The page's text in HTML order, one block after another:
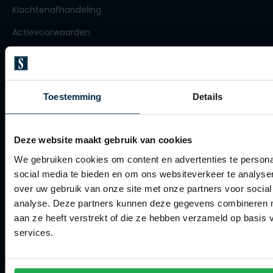
Toestemming Details
Deze website maakt gebruik van cookies
We gebruiken cookies om content en advertenties te
social media te bieden en om ons websiteverkeer te
over uw gebruik van onze site met onze partners voor
analyse. Deze partners kunnen deze gegevens combineren
aan ze heeft verstrekt of die ze hebben verzameld op basis
services.
Olymp
Profuomo
R2
Rehab
Replay
Reset
Klachtenafhandeling
Actievoorwaarden
Artikelonderhoud
Winkel
Openingstijden
Contact winkel
Contact webshop
Spierings Herenmode